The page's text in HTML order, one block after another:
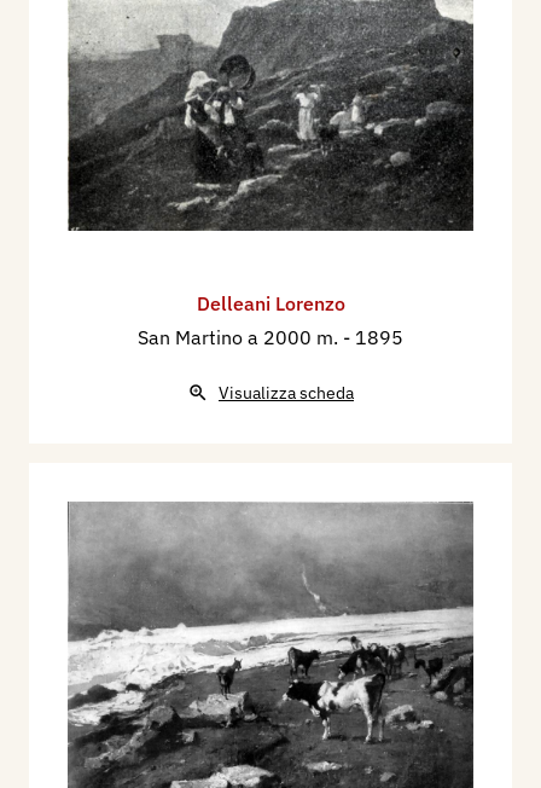
Delleani Lorenzo
San Martino a 2000 m. - 1895
Visualizza scheda